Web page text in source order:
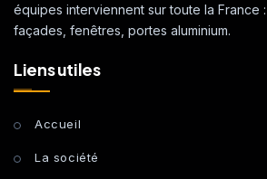
équipes interviennent sur toute la France :
façades, fenêtres, portes aluminium.
Liens utiles
Accueil
La société